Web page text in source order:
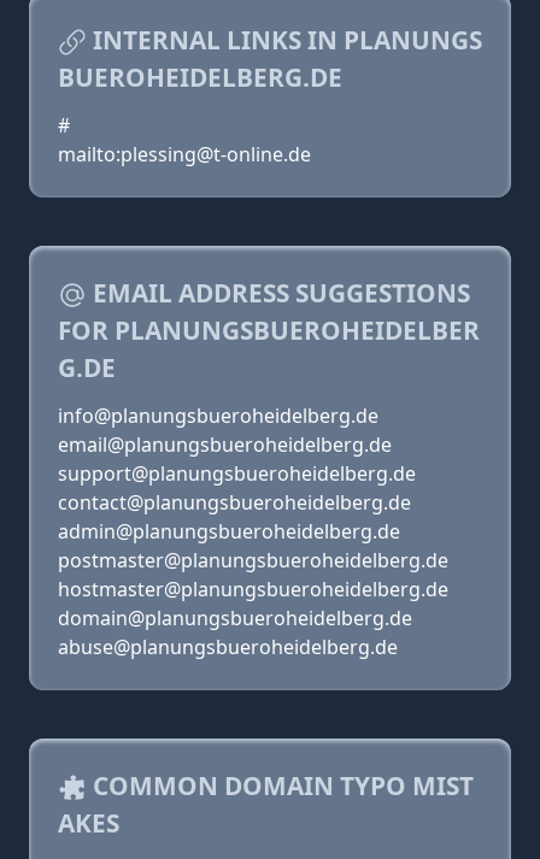
INTERNAL LINKS IN PLANUNGS
BUEROHEIDELBERG.DE
#
mailto:plessing@t-online.de
EMAIL ADDRESS SUGGESTIONS
FOR PLANUNGSBUEROHEIDELBER
G.DE
info@planungsbueroheidelberg.de
email@planungsbueroheidelberg.de
support@planungsbueroheidelberg.de
contact@planungsbueroheidelberg.de
admin@planungsbueroheidelberg.de
postmaster@planungsbueroheidelberg.de
hostmaster@planungsbueroheidelberg.de
domain@planungsbueroheidelberg.de
abuse@planungsbueroheidelberg.de
COMMON DOMAIN TYPO MIST
AKES